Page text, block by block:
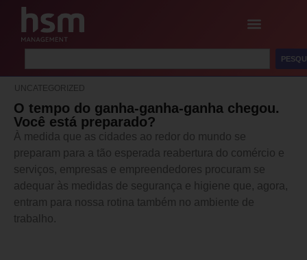
UNCATEGORIZED
O tempo do ganha-ganha-ganha chegou.
Você está preparado?
À medida que as cidades ao redor do mundo se
preparam para a tão esperada reabertura do comércio e
serviços, empresas e empreendedores procuram se
adequar às medidas de segurança e higiene que, agora,
entram para nossa rotina também no ambiente de
trabalho.